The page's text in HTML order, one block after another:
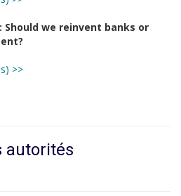
Should we reinvent banks or
>>
autorités